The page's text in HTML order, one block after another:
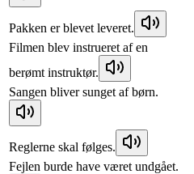
Pakken er blevet leveret.
Filmen blev instrueret af en
berømt instruktør.
Sangen bliver sunget af børn.
Reglerne skal følges.
Fejlen burde have været undgået.